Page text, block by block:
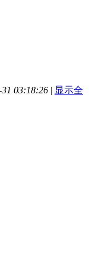
03:18:26 | 显示全